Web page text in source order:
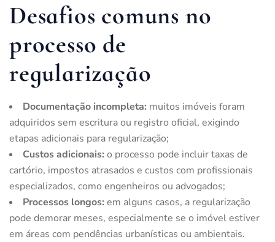
Desafios comuns no
processo de
regularização
Documentação incompleta: muitos imóveis foram
adquiridos sem escritura ou registro oficial, exigindo
etapas adicionais para regularização;
Custos adicionais: o processo pode incluir taxas de
cartório, impostos atrasados e custos com profissionais
especializados, como engenheiros ou advogados;
Processos longos: em alguns casos, a regularização
pode demorar meses, especialmente se o imóvel estiver
em áreas com pendências urbanísticas ou ambientais.